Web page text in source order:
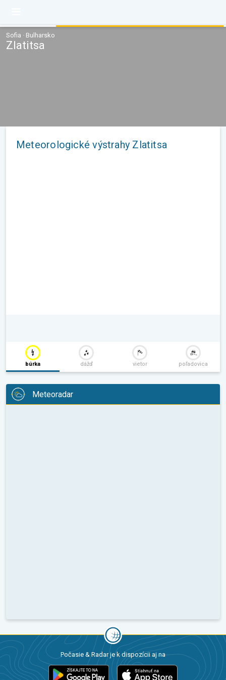
Sofia · Bulharsko
Zlatitsa
Meteorologické výstrahy Zlatitsa
búrka dážď vietor poľadovica
Meteoradar
Počasie & Radar je k dispozícii aj na